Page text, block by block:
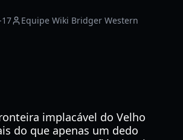
Equipe Wiki Bridger Western
implacável do Velho
do que apenas um dedo